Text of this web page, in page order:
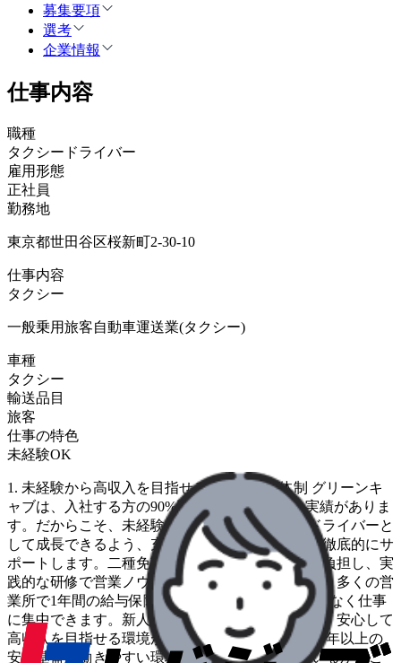
募集要項
選考
企業情報
仕事内容
職種
タクシードライバー
雇用形態
正社員
勤務地
東京都世田谷区桜新町2-30-10
仕事内容
タクシー
一般乗用旅客自動車運送業(タクシー)
車種
タクシー
輸送品目
旅客
仕事の特色
未経験OK
1. 未経験から高収入を目指せる手厚い育成体制 グリーンキ
ャブは、入社する方の90%以上が未経験という実績がありま
す。だからこそ、未経験の方が安心してプロのドライバーと
して成長できるよう、充実した研修と給与保障で徹底的にサ
ポートします。二種免許の取得費用は会社が全額負担し、実
践的な研修で営業ノウハウを習得できます。また、多くの営
業所で1年間の給与保障があるため、経済的な不安なく仕事
に集中できます。新人の平均月給は約45万であり、安心して
高収入を目指せる環境が整っています。 2. 創業70年以上の
安定基盤と働きやすい環境 長年の歴史を持っているからこ